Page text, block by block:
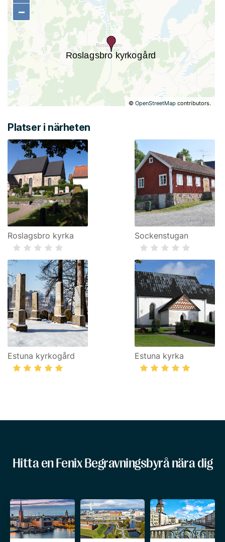
−
©OpenStreetMap contributors.
−
Platser i närheten
Roslagsbro kyrka Sockenstugan
Estuna kyrkogård Estuna kyrka
Hitta en Fenix Begravningsbyrå nära dig